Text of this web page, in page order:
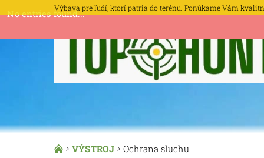
Výbava pre ľudí, ktorí patria do terénu. Ponúkame Vám
VÝSTROJ Ochrana sluchu
No entries found...